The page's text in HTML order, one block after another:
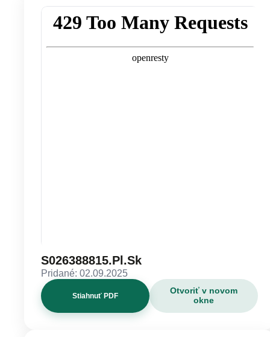
S026388815.Pl.Sk
Pridané: 02.09.2025
Stiahnuť PDF
Otvoriť v novom
okne